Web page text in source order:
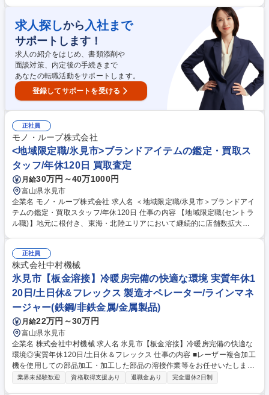
記業務からスタートしていただきます。 ■店舗運営における業務全般(シフ
ト管理及びメンバーマネジメント) ■お客様対応:ご来店のお客様が持ち込
んだ商品の買取査定をお任せ！ 【買取商材】ポケモンカード/ブランド品/
古美術品など 【当社の大事にする価値観】品物を買取るだけでなく〈お客
様の品物への想いや思い出も伺い気持ちを整理していただいたうえで買取
る〉ことを大切にしています。 募集職種 ＜総合職/氷見市＞ブランドアイ
テムの鑑定・買取スタッフ/年休120日
求人探しから 入社まで
サポートします！
求人の紹介をはじめ、書類添削や
面談対策、内定後の手続きまで
あなたの転職活動をサポートします。
登録してサポートを受ける
正社員
モノ・ループ株式会社
<地域限定職/氷見市>ブランドアイテムの鑑定・買取ス
タッフ/年休120日 買取査定
月給30万円～40万1000円
富山県氷見市
企業名 モノ・ループ株式会社 求人名 ＜地域限定職/氷見市＞ブランドアイ
テムの鑑定・買取スタッフ/年休120日 仕事の内容 【地域限定職(セントラ
ル職)】地元に根付き、東海・北陸エリアにおいて継続的に店舗数拡大を
す。 ■店舗運営における業務全般(シフト管理及びメンバーマネジメント)
■お客様対応:ご来店のお客様が持ち込んだ商品の買取査定をお任せ！ 【買
取商材】ポケモンカード/ブランド品/古美術品など 【当社の大事にする価
値観】品物を買取るだけでなく〈お客様の品物への想いや思い出も伺い気
持ちを整理していただいたうえで買取る〉ことを大切にしています。 募集
職種 ＜地域限定職/氷見市＞ブランドアイテムの鑑定・買取スタッフ/年休
120日
正社員
株式会社中村機械
氷見市【板金溶接】冷暖房完備の快適な環境 実質年休1
20日/土日休&フレックス 製造オペレーター/ラインマネ
ージャー(鉄鋼/非鉄金属/金属製品)
月給22万円～30万円
富山県氷見市
企業名 株式会社中村機械 求人名 氷見市【板金溶接】冷暖房完備の快適な
環境◎実質年休120日/土日休＆フレックス 仕事の内容 ■レーザー複合加工
機を使用しての部品加工・加工した部品の溶接作業等をお任せいたしま
す。流れ作業とは違い、多品種少ロット部品が多く、図面を見ながらの作
業界未経験歓迎 資格取得支援あり 退職金あり 完全週休2日制